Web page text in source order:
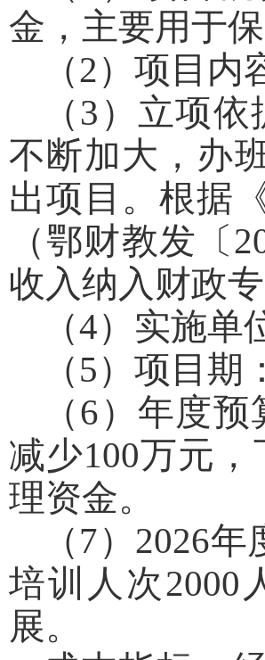
金，主要用于
（2）项目
（3）立项
不断加大，办
出项目。根据
（鄂财教发〔
收入纳入财政
（4）实施
（5）项目期
（6）年度
减少100万元
理资金。
（7）2026
培训人次2000
展。